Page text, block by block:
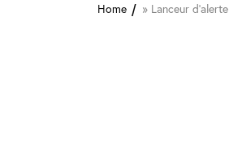
Home Lanceur d'alerte